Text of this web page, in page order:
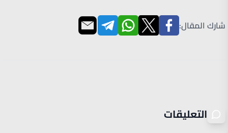
شارك المقال:
التعليقات